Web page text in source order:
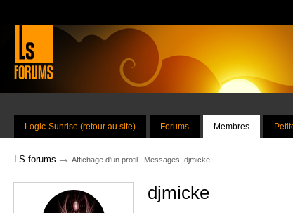
Logic-Sunrise (retour au site) Forums Membres
LS forums → Affichage d'un profil : Messages: djmicke
djmicke